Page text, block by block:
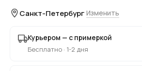
Санкт-Петербург Изменить
Курьером — с примеркой
Бесплатно · 1-2 дня